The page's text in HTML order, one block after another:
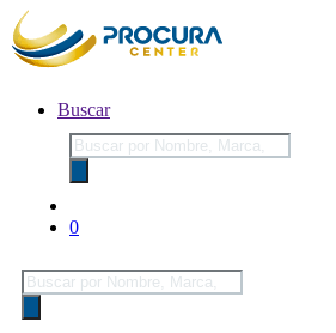
Buscar
Búsqueda
de
productos
0
Búsqueda
de
productos